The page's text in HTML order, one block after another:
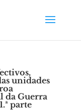
unidades
da Guerra
parte